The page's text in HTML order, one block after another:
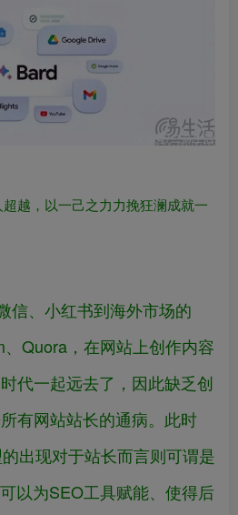
越，以一己之力力挽狂澜成就一
信、小红书到海外市场的
Quora，在网站上创作内容
代一起远去了，因此缺乏创
有网站站长的通病。此时
出现对于站长而言则可谓是
以为SEO工具赋能、使得后